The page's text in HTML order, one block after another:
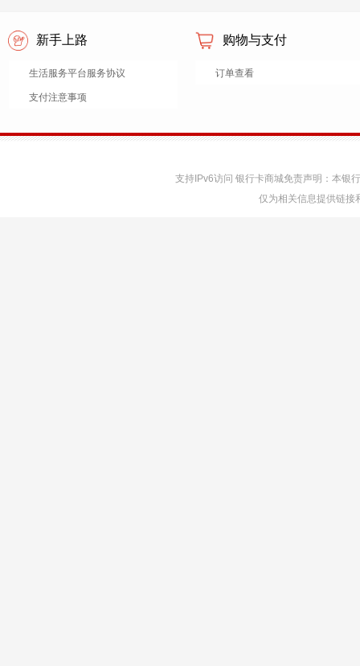
新手上路
生活服务平台服务协议
支付注意事项
购物与支付
订单查看
支持IPv6访问 银行卡商城免责声明：本银
仅为相关信息提供链接